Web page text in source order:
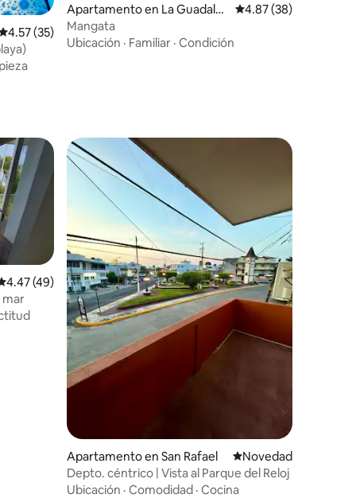
promedio: 4.57 de 5, 35 reseñas
4.57 (35)
Apartamento en La Guadalu
pe
Calificación
4.87 (38)
Mangata
Ubicación · Familiar · Condición
promedio: 4.47 de 5, 49 reseñas
4.47 (49)
mar
Apartamento en San Rafael Lugar para
Novedad
Depto. céntrico | Vista al Parque del Reloj
Ubicación · Comodidad · Cocina